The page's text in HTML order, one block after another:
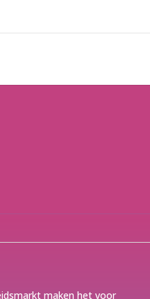
maken het voor